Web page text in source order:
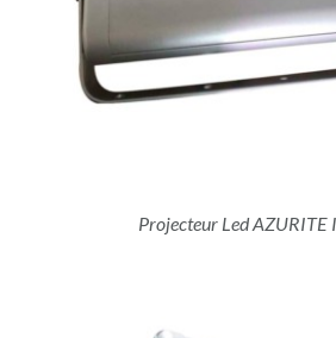
Projecteur Led